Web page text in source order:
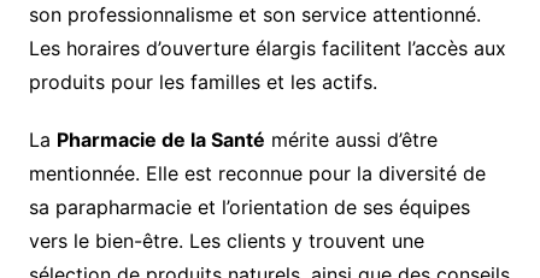
son professionnalisme et son service attentionné.
Les horaires d’ouverture élargis facilitent l’accès aux
produits pour les familles et les actifs.
La Pharmacie de la Santé mérite aussi d’être
mentionnée. Elle est reconnue pour la diversité de
sa parapharmacie et l’orientation de ses équipes
vers le bien-être. Les clients y trouvent une